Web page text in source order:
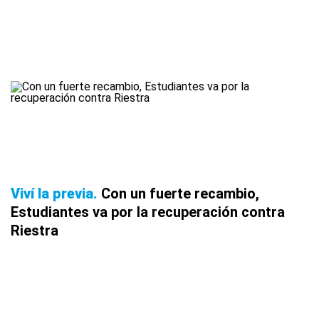
Viví la previa Con un fuerte recambio,
Estudiantes va por la recuperación contra
Riestra